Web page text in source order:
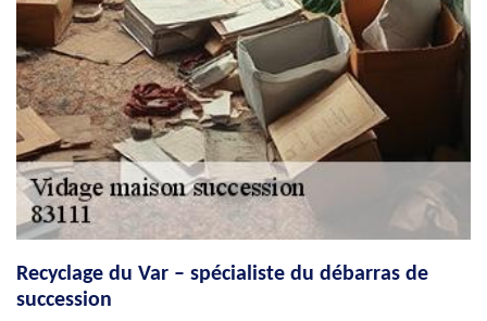
Recyclage du Var – spécialiste du débarras de
succession